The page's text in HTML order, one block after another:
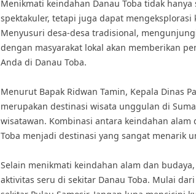
Menikmati keindahan Danau Toba tidak
spektakuler, tetapi juga dapat mengeksplorasi
Menyusuri desa-desa tradisional,
dengan masyarakat lokal akan memberikan
Anda di Danau Toba.
Menurut Bapak Ridwan Tamin, Kepala Dinas
merupakan destinasi wisata unggulan di
wisatawan. Kombinasi antara keindahan
Toba menjadi destinasi yang sangat menarik
Selain menikmati keindahan alam dan
aktivitas seru di sekitar Danau Toba. Mulai